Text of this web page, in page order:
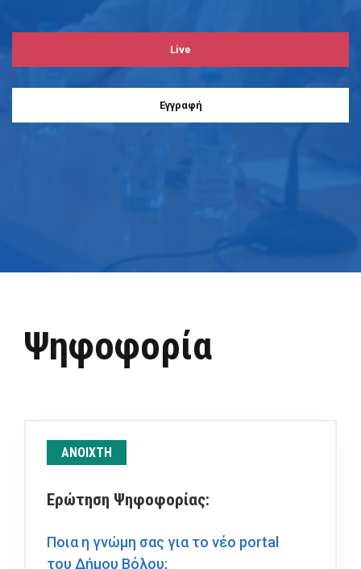
Live
Eγγραφή
Ψηφοφορία
ΑΝΟΙΧΤΗ
Ερώτηση Ψηφοφορίας:
Ποια η γνώμη σας για το νέο portal
του Δήμου Βόλου;